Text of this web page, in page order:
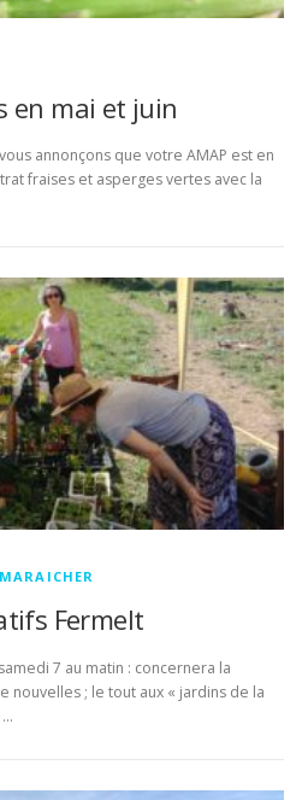
en mai et juin
annonçons que votre AMAP est en
fraises et asperges vertes avec la
MARAICHER
Fermelt
7 au matin : concernera la
; le tout aux « jardins de la
…